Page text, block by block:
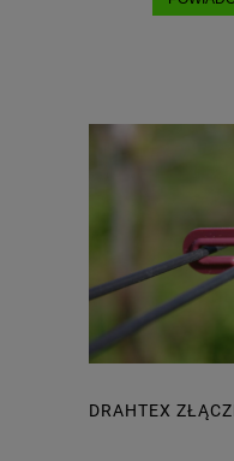
DRAHTEX